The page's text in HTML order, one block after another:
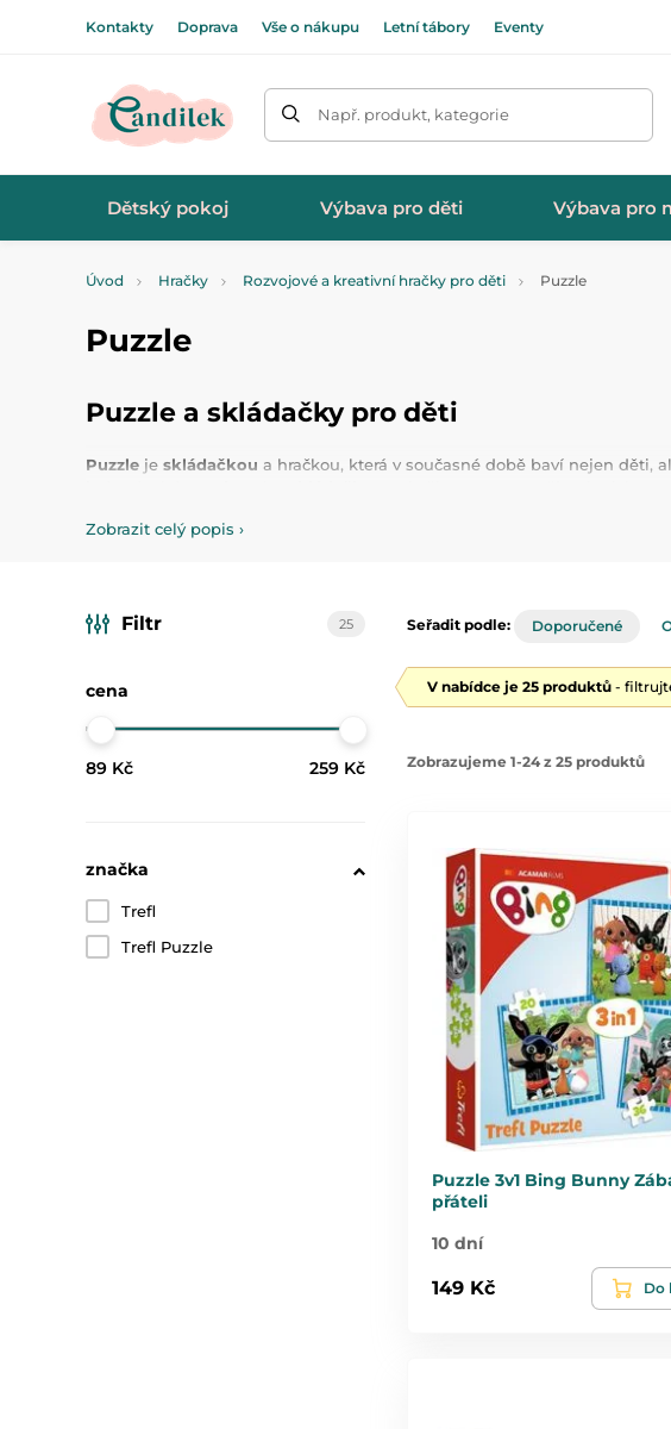
Kontakty Doprava Vše o nákupu Letní tábory Eventy
Např. produkt, kategorie
Dětský pokoj Výbava pro děti Výbava pro
Úvod Hračky Rozvojové a kreativní hračky pro děti Puzzle
Puzzle
Puzzle a skládačky pro děti
Puzzle je skládačkou a hračkou, která v současné době baví nejen
Zobrazit celý popis ›
Filtr 25
cena
89 Kč 259 Kč
značka
Trefl
Trefl Puzzle
Seřadit podle: Doporučené
V nabídce je 25 produktů -
Zobrazujeme 1-24 z 25 produktů
Puzzle 3v1 Bing Bunny
přáteli
10 dní
149 Kč Do